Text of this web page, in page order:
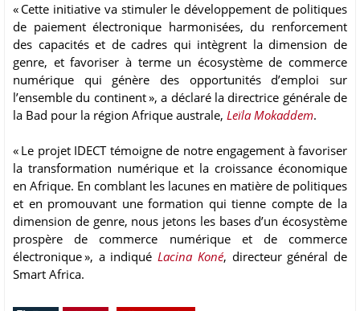
« Cette initiative va stimuler le développement de politiques
de paiement électronique harmonisées, du renforcement
des capacités et de cadres qui intègrent la dimension de
genre, et favoriser à terme un écosystème de commerce
numérique qui génère des opportunités d’emploi sur
l’ensemble du continent », a déclaré la directrice générale de
la Bad pour la région Afrique australe, Leïla Mokaddem.
« Le projet IDECT témoigne de notre engagement à favoriser
la transformation numérique et la croissance économique
en Afrique. En comblant les lacunes en matière de politiques
et en promouvant une formation qui tienne compte de la
dimension de genre, nous jetons les bases d’un écosystème
prospère de commerce numérique et de commerce
électronique », a indiquéLacina Koné, directeur général de
Smart Africa.